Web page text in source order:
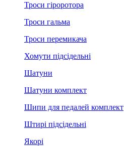
Троси гіроротора
Троси гальма
Троси перемикача
Хомути підсідельні
Шатуни
Шатуни комплект
Шипи для педалей комплект
Штирі підсідельні
Якорі